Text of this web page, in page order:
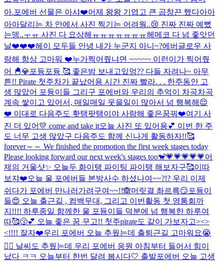
아.포에버 선물은 아샤❤️어제 왕왕 기엽고 큰 곱창끈 했다아아
아아달리는 차 안에서 사진 찍기는 어려웡..😢 진짜 진짜 예뻤
는뎅..ㅜㅠ 사진 다 요상해ㅠㅠㅠㅠㅠㅠㅠ헤메코 다 넘 좋앗던
날❤️❤️❤️헤이 모두들 안녕 내가 누군지 아니~?에버글로우 사
랑해 항상 고마워 ❤️누가찍어줬냐면 ~~~~~ 이런이가 찍어줬
어 🐣💎포듕포듕 🥰 좋은밤 보내고있엉?? 다들 자려나~ 아무
튼!! Pirate 첫주차가 끝났어용 시간 진짜 빨라. . . 한주동안 고
생 많았어 포듕이들 그리구 포에버와 우리의 추억이 차곡차곡
계속 쌓이고 있어서, 매일매일 웃을일이 많아서 넘 행복해😌
❤️ 이대로 다음주도 홧탱팟탱이야 사랑해 좋은꿈꿔❤️여기 사
진 더 있어💛 come and take it오늘 사진 또 있어용💕 이번 한 주
도 너무 고생 많았구 다음주도 함께 신나게 활동하자!!🥰
forever～～ We finished the promotion the first week stages today
Please looking forward our next week's stages too🐒💗💗💗💗💗어
제의 거울샷✨ 오늘두 화이탱 파이팅 파이탱 해보자구🥰이따
보쟈❤️오늘 울 포에버들 본방사수 하셨나여~~?!? 우리 이제
쉬다가 포에버 만나러가려구여~~!!🙈머릿결 촤르륵😏포듕이
들😍 오늘 출근길 , 컴백무대, 그리고 이번활동 첫 영통회까
지!!!! 하루종일 함께한 울 포듕이들 덕분에 넘 행복한 하루여
따🥰😚💕 오늘 좋은 꿈 꾸고!! 첫주pirate도 같이 가보자고><>
<!!!! 잘자❤️우리 포에버 오늘 추웠는데 출퇴근길 고마워요😭
👍🏻 날씨도 추웠는데 우리 포에버 응원 아침부터 들어서 힘이
났다 ㅋㅋ 오늘부터 한번 달려 봅시다🤍 출발포에버 오늘 고생